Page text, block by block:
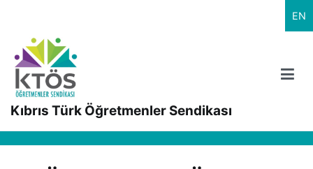
EN
Kıbrıs Türk Öğretmenler Sendikası